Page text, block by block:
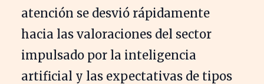
atención se desvió rápidamente
hacia las valoraciones del sector
impulsado por la inteligencia
artificial y las expectativas de tipos